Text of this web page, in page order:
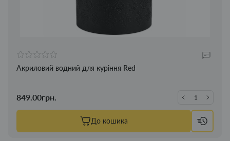
Акриловий водний для куріння Red
849.00грн.
До кошика